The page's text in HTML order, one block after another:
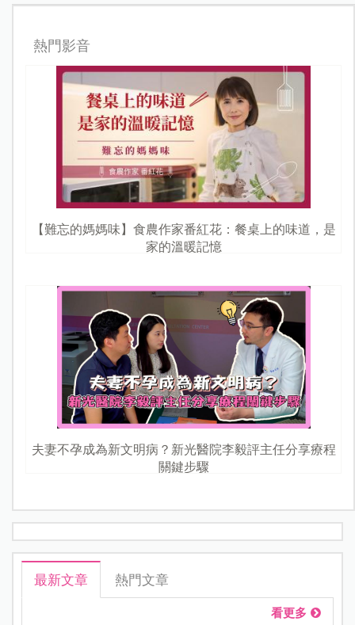
熱門影音
【難忘的媽媽味】食農作家番紅花：餐桌上的味道，是
家的溫暖記憶
夫妻不孕成為新文明病？新光醫院李毅評主任分享療程
關鍵步驟
最新文章 熱門文章
看更多